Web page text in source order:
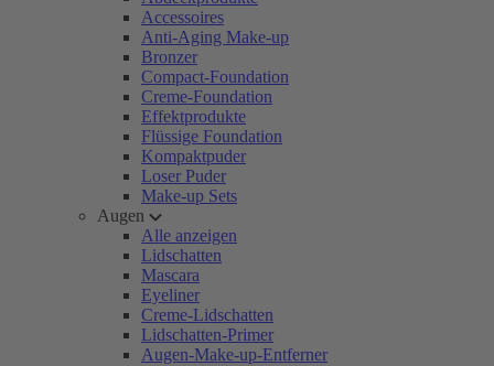
Accessoires
Anti-Aging Make-up
Bronzer
Compact-Foundation
Creme-Foundation
Effektprodukte
Flüssige Foundation
Kompaktpuder
Loser Puder
Make-up Sets
Augen
Alle anzeigen
Lidschatten
Mascara
Eyeliner
Creme-Lidschatten
Lidschatten-Primer
Augen-Make-up-Entferner